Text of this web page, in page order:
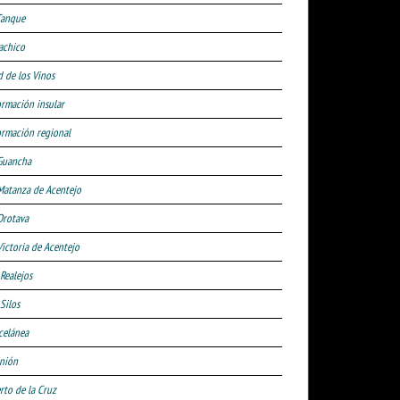
de los Vinos
insular
regional
de Acentejo
de Acentejo
de la Cruz